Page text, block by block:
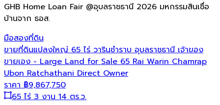
GHB Home Loan Fair @อุบลราชธานี 2026 มหกรรมสินเชื่อ
บ้านจาก ธอส.
มือสองที่ดิน
ขายที่ดินแปลงใหญ่ 65 ไร่ วารินชำราบ อุบลราชธานี เจ้าของ
ขายเอง - Large Land for Sale 65 Rai Warin Chamrap
Ubon Ratchathani Direct Owner
ราคา ฿9,867,750
65 ไร่ 3 งาน 14 ตร.ว.